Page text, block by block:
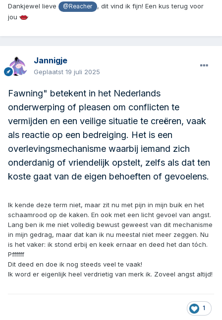
Dankjewel lieve @Reacher
, dit vind ik fijn! Een kus terug voor
jou
Jannigje
Geplaatst 19 juli 2025
Fawning" betekent in het Nederlands
onderwerping of pleasen om conflicten te
vermijden en een veilige situatie te creëren, vaak
als reactie op een bedreiging. Het is een
overlevingsmechanisme waarbij iemand zich
onderdanig of vriendelijk opstelt, zelfs als dat ten
koste gaat van de eigen behoeften of gevoelens.
Ik kende deze term niet, maar zit nu met pijn in mijn buik en het
schaamrood op de kaken. En ook met een licht gevoel van angst.
Lang ben ik me niet volledig bewust geweest van dit mechanisme
in mijn gedrag, maar dat kan ik nu meestal niet meer zeggen. Nu
is het vaker: ik stond erbij en keek ernaar en deed het dan tóch.
Pffffff
Dit deed en doe ik nog steeds veel te vaak!
Ik word er eigenlijk heel verdrietig van merk ik. Zoveel angst altijd!
1